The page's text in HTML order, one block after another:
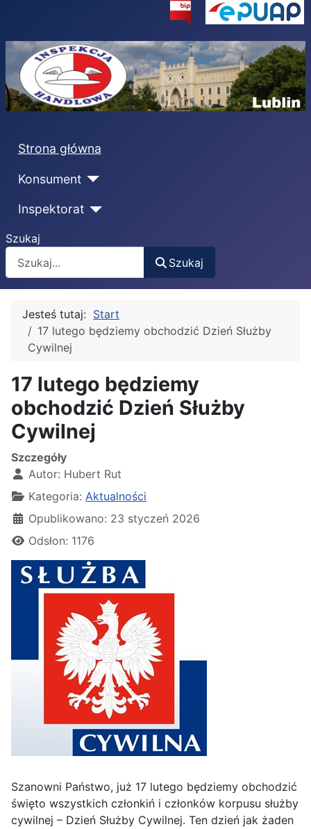
Strona główna
Konsument
Inspektorat
Szukaj
Szukaj
Jesteś tutaj: Start
17 lutego będziemy obchodzić Dzień Służby
Cywilnej
17 lutego będziemy
obchodzić Dzień Służby
Cywilnej
Szczegóły
Autor: Hubert Rut
Kategoria: Aktualności
Opublikowano: 23 styczeń 2026
Odsłon: 1176
Szanowni Państwo, już 17 lutego będziemy obchodzić
święto wszystkich członkiń i członków korpusu służby
cywilnej – Dzień Służby Cywilnej. Ten dzień jak żaden